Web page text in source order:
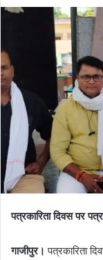
पत्रकारिता दिवस पर
गाजीपुर। पत्रकारिता